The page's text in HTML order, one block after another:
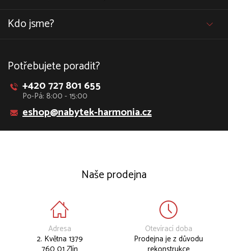
Kdo jsme?
Potřebujete poradit?
+420 727 801 655
Po-Pá: 8:00 - 15:00
eshop@nabytek-harmonia.cz
Naše prodejna
Adresa
2. Května 1379
Otevírací doba
Prodejna je z důvodu